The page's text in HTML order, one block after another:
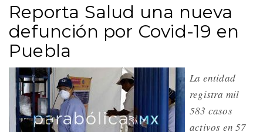
Reporta Salud una nueva
defunción por Covid-19 en
Puebla
La entidad
registra mil
583 casos
activos en 57